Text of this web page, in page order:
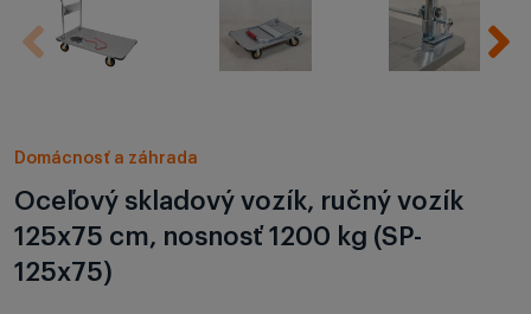
Domácnosť a záhrada
Oceľový skladový vozík, ručný vozík
125x75 cm, nosnosť 1200 kg (SP-
125x75)